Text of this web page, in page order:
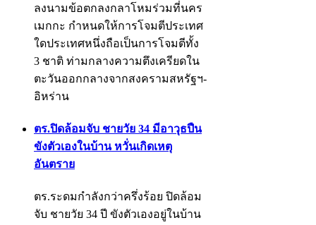
ลงนามข้อตกลงกลาโหมร่วมที่นคร
เมกกะ กำหนดให้การโจมตีประเทศ
ใดประเทศหนึ่งถือเป็นการโจมตีทั้ง
3 ชาติ ท่ามกลางความตึงเครียดใน
ตะวันออกกลางจากสงครามสหรัฐฯ-
อิหร่าน
ตร.ปิดล้อมจับ ชายวัย 34 มีอาวุธปืน
ขังตัวเองในบ้าน หวั่นเกิดเหตุ
อันตราย
ตร.ระดมกำลังกว่าครึ่งร้อย ปิดล้อม
จับ ชายวัย 34 ปี ขังตัวเองอยู่ในบ้าน